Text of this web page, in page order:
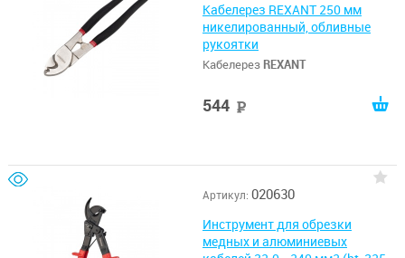
Кабелерез REXANT 250 мм
никелированный, обливные
рукоятки
Кабелерез REXANT
544
Артикул: 020630
Инструмент для обрезки
медных и алюминиевых